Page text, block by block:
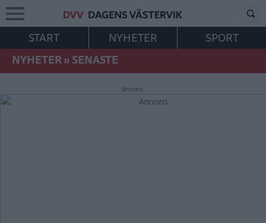
START NYHETER
SPORT
NYHETER»SENASTE
Annons: